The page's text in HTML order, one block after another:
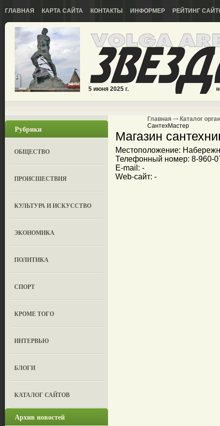
ГЛАВНАЯ КАРТА САЙТА КОНТАКТЫ ИНФОРМЕР РЕЙТИНГ
5 июня 2025 г.
Рубрики
ОБЩЕСТВО
ПРОИСШЕСТВИЯ
КУЛЬТУРА И ИСКУССТВО
ЭКОНОМИКА
ПОЛИТИКА
СПОРТ
КРОМЕ ТОГО
ИНТЕРВЬЮ
БЛОГИ
КАТАЛОГ САЙТОВ
Архив новостей
Главная
Каталог
СантехМастер
Магазин
Местоположение:
Телефонный номер: 8-960-
E-mail: -
Web-сайт: -